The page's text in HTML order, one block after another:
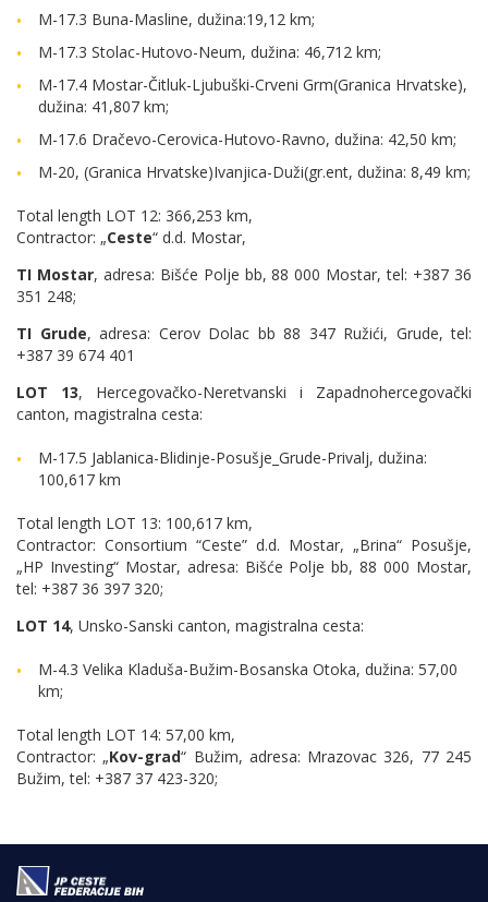
M-17.3 Buna-Masline, dužina:19,12 km;
M-17.3 Stolac-Hutovo-Neum, dužina: 46,712 km;
M-17.4 Mostar-Čitluk-Ljubuški-Crveni Grm(Granica Hrvatske),
dužina: 41,807 km;
M-17.6 Dračevo-Cerovica-Hutovo-Ravno, dužina: 42,50 km;
M-20, (Granica Hrvatske)Ivanjica-Duži(gr.ent, dužina: 8,49 km;
Total length LOT 12: 366,253 km,
Contractor: „Ceste“ d.d. Mostar,
TI Mostar, adresa: Bišće Polje bb, 88 000 Mostar, tel: +387 36
351 248;
TI Grude, adresa: Cerov Dolac bb 88 347 Ružići, Grude, tel:
+387 39 674 401
LOT 13, Hercegovačko-Neretvanski i Zapadnohercegovački
canton, magistralna cesta:
M-17.5 Jablanica-Blidinje-Posušje_Grude-Privalj, dužina:
100,617 km
Total length LOT 13: 100,617 km,
Contractor: Consortium “Ceste” d.d. Mostar, „Brina“ Posušje,
„HP Investing“ Mostar, adresa: Bišće Polje bb, 88 000 Mostar,
tel: +387 36 397 320;
LOT 14, Unsko-Sanski canton, magistralna cesta:
M-4.3 Velika Kladuša-Bužim-Bosanska Otoka, dužina: 57,00
km;
Total length LOT 14: 57,00 km,
Contractor: „Kov-grad“ Bužim, adresa: Mrazovac 326, 77 245
Bužim, tel: +387 37 423-320;